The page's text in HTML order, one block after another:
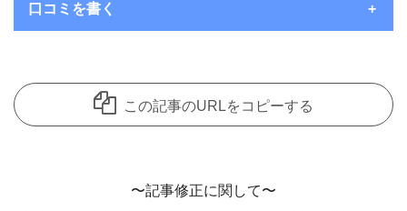
口コミを書く
コメント欄は見てくれているユーザーさんたちにお店の良さを共
有できることを主な目的として開放しているのですが、
させていただきます。
この記事のURLをコピーする
〜記事修正に関して〜